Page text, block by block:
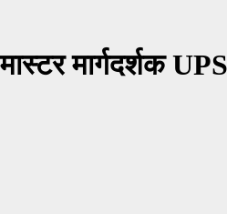
मार्गदर्शक